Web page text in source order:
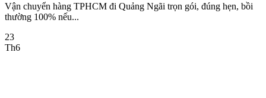
Vận chuyển hàng TPHCM đi Quảng Ngãi trọn gói, đúng hẹn, bồi
thường 100% nếu...
23
Th6